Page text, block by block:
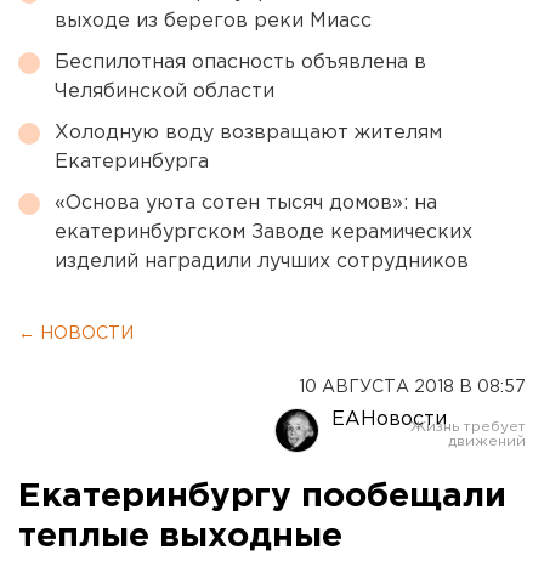
выходе из берегов реки Миасс
Беспилотная опасность объявлена в
Челябинской области
Холодную воду возвращают жителям
Екатеринбурга
«Основа уюта сотен тысяч домов»: на
екатеринбургском Заводе керамических
изделий наградили лучших сотрудников
← НОВОСТИ
10 АВГУСТА 2018 В 08:57
ЕАНовости
Екатеринбургу пообещали
теплые выходные